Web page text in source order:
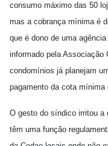
consumo máximo das 50
mas a cobrança mínima é
que é dono de uma
informado pela Associação
condomínios já planejam
pagamento da cota mínima
O gesto do síndico irritou a
têm uma função